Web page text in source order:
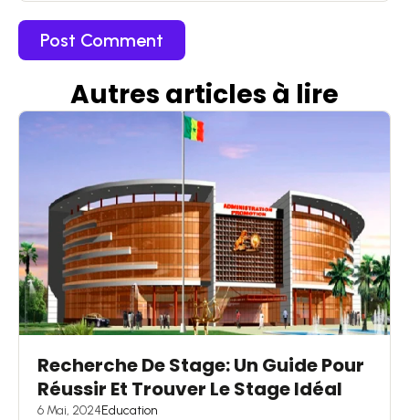
Autres articles à lire
Recherche De Stage: Un Guide Pour
Réussir Et Trouver Le Stage Idéal
6 Mai, 2024Education